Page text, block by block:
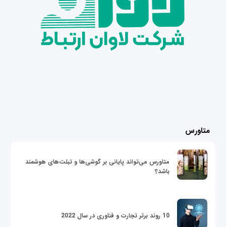
متاورس
متاورس می‌تواند پایانی بر گوشی‌ها و تبلت‌های هوشمند
باشد؟
10 روند برتر تجارت و فناوری در سال 2022